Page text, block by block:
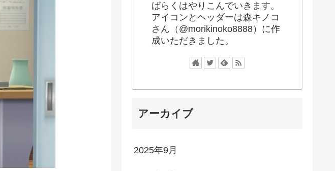
ばらくはやりこんでいきます。
アイコンとヘッダーは森キノコ
さん（@morikinoko8888）に作
成いただきました。
アーカイブ
2025年9月